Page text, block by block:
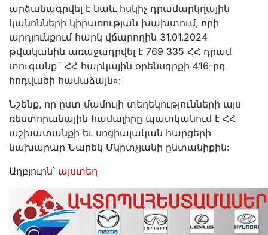
արձանագրվել է նաև հսկիչ դրամարկղային
կանոնների կիրառության խախտում, որի
արդյունքում հարկ վճարողին 31.01.2024
թվականին առաջադրվել է 769 335 ՀՀ դրամ
տուգանք` ՀՀ հարկային օրենսգրքի 416-րդ
հոդվածի համաձայն»:
Նշենք, որ ըստ մամուլի տեղեկությունների այս
ռեստորանային համալիրը պատկանում է ՀՀ
աշխատանքի եւ սոցիալական հարցերի
նախարար Նարեկ Մկրտչյանի ընտանիքին:
Աղբյուրն՝ այստեղ